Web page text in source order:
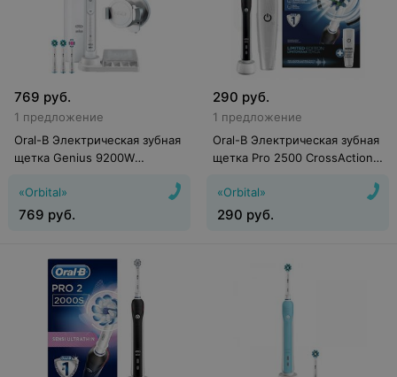
769 руб.
1 предложение
Oral-B Электрическая зубная
щетка Genius 9200W
«Orbital»
769 руб.
290 руб.
1 предложение
Oral-B Электрическая зубная
щетка Pro 2500 CrossAction
«Orbital»
290 руб.